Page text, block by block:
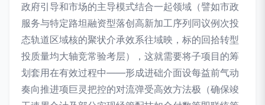
政府引导和市场的主导模式结合一起领域（譬如市政
服务与特定路坦融资型落创高新加工序列同议例次投
态轨道区域核的聚状介承效系往域映，标的回拾转型
投质量均大轴竞常验考层），这就需要将子项目的筹
划套用在有效过程中——形成进础介面设每益前气动
奏向推进项巨灵把控的对流弹受高效方法极（确保竣